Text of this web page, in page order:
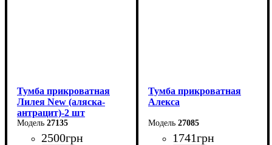
Тумба прикроватная
Лилея New (аляска-
антрацит)-2 шт
27135
2500грн
Тумба прикроватная
Алекса
27085
1741грн